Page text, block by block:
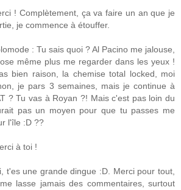
! Complètement, ça va faire un an que je
je commence à étouffer.
: Tu sais quoi ? Al Pacino me jalouse,
même plus me regarder dans les yeux !
bien raison, la chemise total locked, moi
je pars 3 semaines, mais je continue à
? Tu vas à Royan ?! Mais c'est pas loin du
pas un moyen pour que tu passes me
l'île :D ??
à toi !
t'es une grande dingue :D. Merci pour tout,
lasse jamais des commentaires, surtout